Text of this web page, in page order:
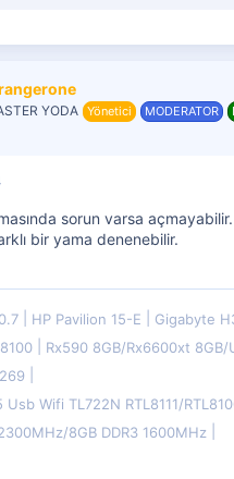
YODA Yönetici MODERATOR
sorun varsa
bir yama denenebilir.
HP Pavilion 15-E
Gigabyte
Rx590 8GB/Rx6600xt
Wifi TL722N RTL8111/
8GB DDR3 1600MHz